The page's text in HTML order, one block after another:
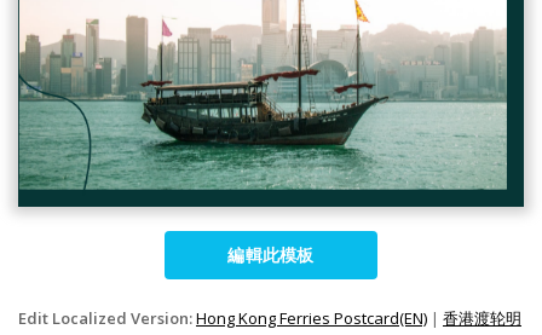
編輯此模板
Edit Localized Version:Hong Kong Ferries Postcard(EN) | 香港渡轮明